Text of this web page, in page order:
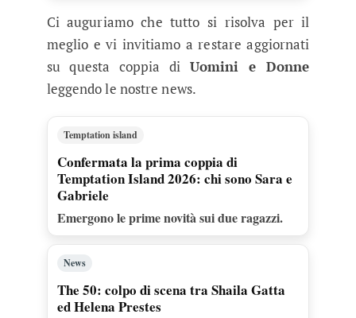
Ci auguriamo che tutto si risolva per il
meglio e vi invitiamo a restare aggiornati
su questa coppia di Uomini e Donne
leggendo le nostre news.
Temptation island
Confermata la prima coppia di
Temptation Island 2026: chi sono Sara e
Gabriele
Emergono le prime novità sui due ragazzi.
News
The 50: colpo di scena tra Shaila Gatta
ed Helena Prestes